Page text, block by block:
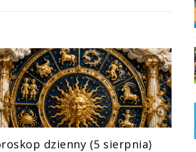
dzienny (5 sierpnia)